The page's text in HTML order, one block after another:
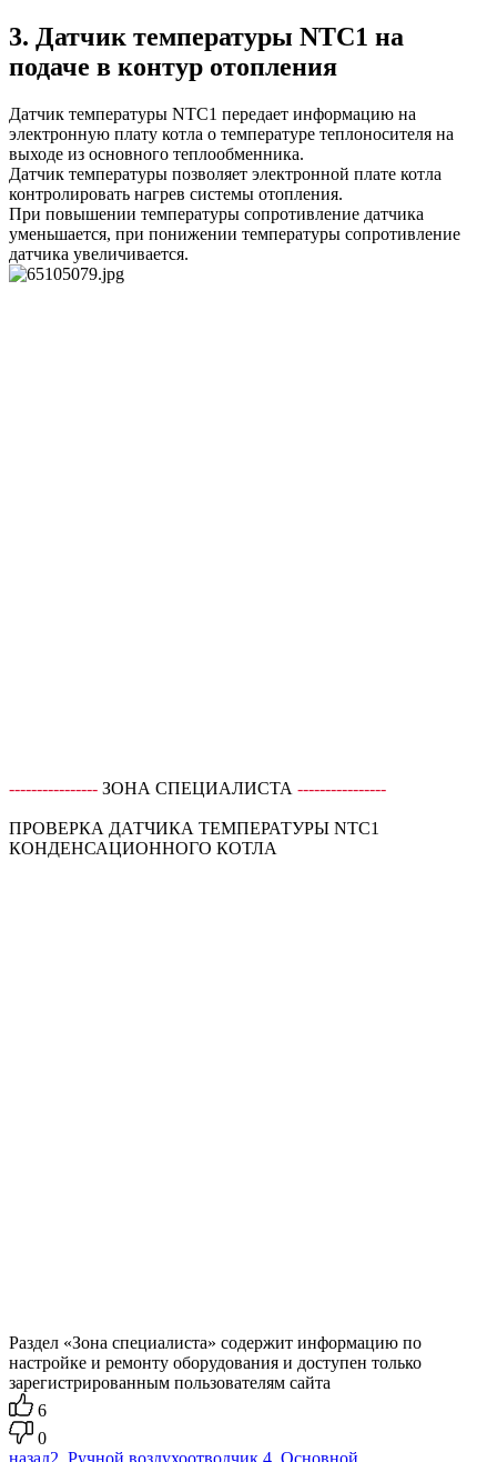
3. Датчик температуры NTC1 на
подаче в контур отопления
Датчик температуры NTC1 передает информацию на
электронную плату котла о температуре теплоносителя на
выходе из основного теплообменника.
Датчик температуры позволяет электронной плате котла
контролировать нагрев системы отопления.
При повышении температуры сопротивление датчика
уменьшается, при понижении температуры сопротивление
датчика увеличивается.
---------------- ЗОНА СПЕЦИАЛИСТА ----------------
ПРОВЕРКА ДАТЧИКА ТЕМПЕРАТУРЫ NTC1
КОНДЕНСАЦИОННОГО КОТЛА
Раздел «Зона специалиста» содержит информацию по
настройке и ремонту оборудования и доступен только
зарегистрированным пользователям сайта
6
0
назад2. Ручной воздухоотводчик 4. Основной